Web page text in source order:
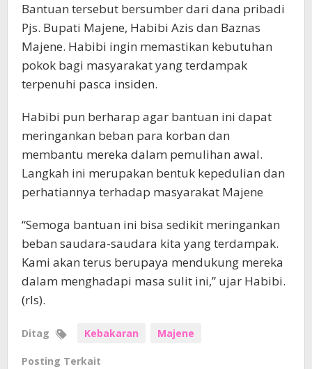
Bantuan tersebut bersumber dari dana pribadi
Pjs. Bupati Majene, Habibi Azis dan Baznas
Majene. Habibi ingin memastikan kebutuhan
pokok bagi masyarakat yang terdampak
terpenuhi pasca insiden.
Habibi pun berharap agar bantuan ini dapat
meringankan beban para korban dan
membantu mereka dalam pemulihan awal.
Langkah ini merupakan bentuk kepedulian dan
perhatiannya terhadap masyarakat Majene
“Semoga bantuan ini bisa sedikit meringankan
beban saudara-saudara kita yang terdampak.
Kami akan terus berupaya mendukung mereka
dalam menghadapi masa sulit ini,” ujar Habibi.
(rls).
Ditag Kebakaran Majene
Posting Terkait